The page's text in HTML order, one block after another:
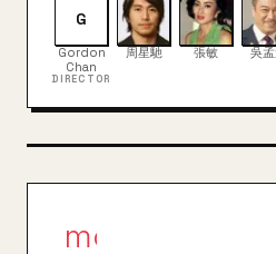
G
Gordon
Chan
DIRECTOR
周星馳 張敏 吳
movie_filter